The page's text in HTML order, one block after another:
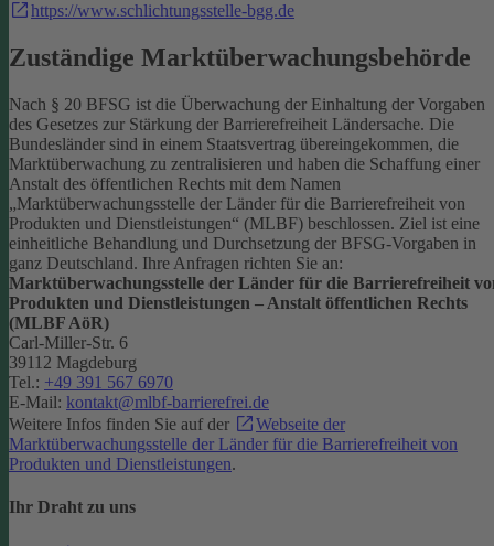
https://www.schlichtungsstelle-bgg.de
Zuständige Marktüberwachungsbehörde
Nach § 20 BFSG ist die Überwachung der Einhaltung der Vorgaben
des Gesetzes zur Stärkung der Barrierefreiheit Ländersache. Die
Bundesländer sind in einem Staatsvertrag übereingekommen, die
Marktüberwachung zu zentralisieren und haben die Schaffung einer
Anstalt des öffentlichen Rechts mit dem Namen
„Marktüberwachungsstelle der Länder für die Barrierefreiheit von
Produkten und Dienstleistungen“ (MLBF) beschlossen. Ziel ist eine
einheitliche Behandlung und Durchsetzung der BFSG-Vorgaben in
ganz Deutschland. Ihre Anfragen richten Sie an:
Marktüberwachungsstelle der Länder für die Barrierefreiheit
Produkten und Dienstleistungen – Anstalt öffentlichen Rechts
(MLBF AöR)
Carl-Miller-Str. 6
39112 Magdeburg
Tel.: +49 391 567 6970
E-Mail: kontakt@mlbf-barrierefrei.de
Weitere Infos finden Sie auf der
Webseite der
Marktüberwachungsstelle der Länder für die Barrierefreiheit von
Produkten und Dienstleistungen.
Ihr Draht zu uns